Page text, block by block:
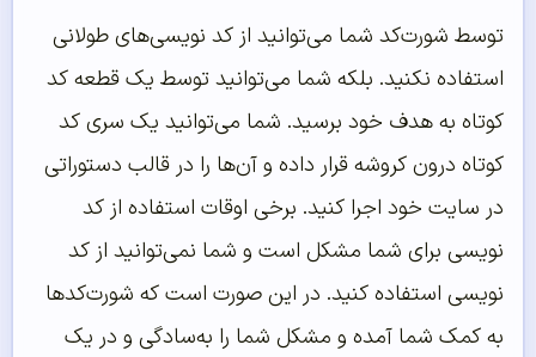
توسط شورت‌کد شما می‌توانید از کد نویسی‌های طولانی
استفاده نکنید. بلکه شما می‌توانید توسط یک قطعه کد
کوتاه به هدف خود برسید. شما می‌توانید یک سری کد
کوتاه درون کروشه قرار داده و آن‌ها را در قالب دستوراتی
در سایت خود اجرا کنید. برخی اوقات استفاده از کد
نویسی برای شما مشکل است و شما نمی‌توانید از کد
نویسی استفاده کنید. در این صورت است که شورت‌کدها
به کمک شما آمده و مشکل شما را به‌سادگی و در یک